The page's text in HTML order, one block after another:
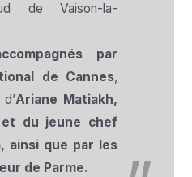
de Vaison-la-
par
de Cannes,
Ariane Matiakh,
et du jeune chef
ainsi que par les
de Parme.